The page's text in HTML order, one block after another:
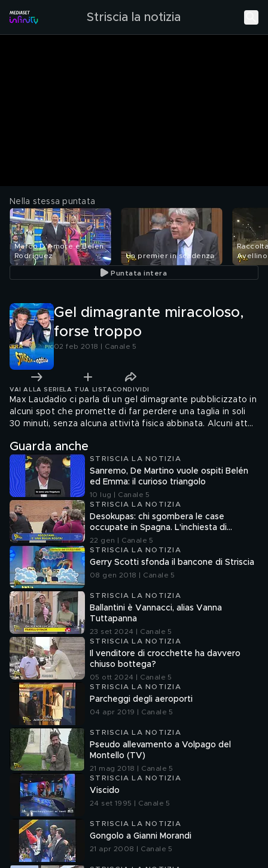
Striscia la notizia
Nella stessa puntata
Marco D'Amore e Belen
Rodriguez
Un premier in scadenza
Avellino
Puntata intera
Gel dimagrante miracoloso,
forse troppo
02 feb 2018 | Canale 5
VAI ALLA SERIE LA TUA LISTA CONDIVIDI
Max Laudadio ci parla di un gel dimagrante pubblicizzato in
alcuni spot che promette di far perdere una taglia in soli
30 minuti, senza alcuna attività fisica abbinata. Alcuni attori
Guarda anche
STRISCIA LA NOTIZIA
Sanremo, De Martino vuole ospiti Belén
ed Emma: il curioso triangolo
10 lug | Canale 5
STRISCIA LA NOTIZIA
Desokupas: chi sgombera le case
occupate in Spagna. L'inchiesta di
Francesco Mazza
22 gen | Canale 5
STRISCIA LA NOTIZIA
Gerry Scotti sfonda il bancone di Striscia
08 gen 2018 | Canale 5
STRISCIA LA NOTIZIA
Ballantini è Vannacci, alias Vanna
Tuttapanna
23 set 2024 | Canale 5
STRISCIA LA NOTIZIA
Il venditore di crocchette ha davvero
chiuso bottega?
05 ott 2024 | Canale 5
STRISCIA LA NOTIZIA
Parcheggi degli aeroporti
04 apr 2019 | Canale 5
STRISCIA LA NOTIZIA
Pseudo allevamento a Volpago del
Montello (TV)
21 mag 2018 | Canale 5
STRISCIA LA NOTIZIA
Viscido
24 set 1995 | Canale 5
STRISCIA LA NOTIZIA
Gongolo a Gianni Morandi
21 apr 2008 | Canale 5